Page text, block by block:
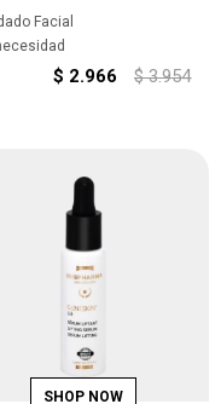
Facial
$ 2.966 $ 3.954